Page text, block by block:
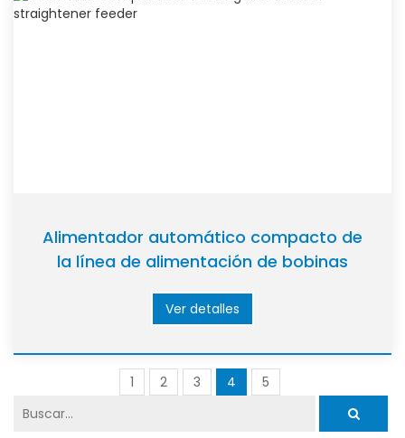
Alimentador automático compacto de
la línea de alimentación de bobinas
Ver detalles
1 2 3 4 5